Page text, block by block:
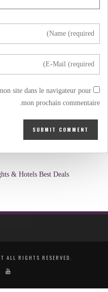
site dans le navigateur pour
mon prochain commentaire.
& Hotels Best Deals
ALL RIGHTS RESERVED.